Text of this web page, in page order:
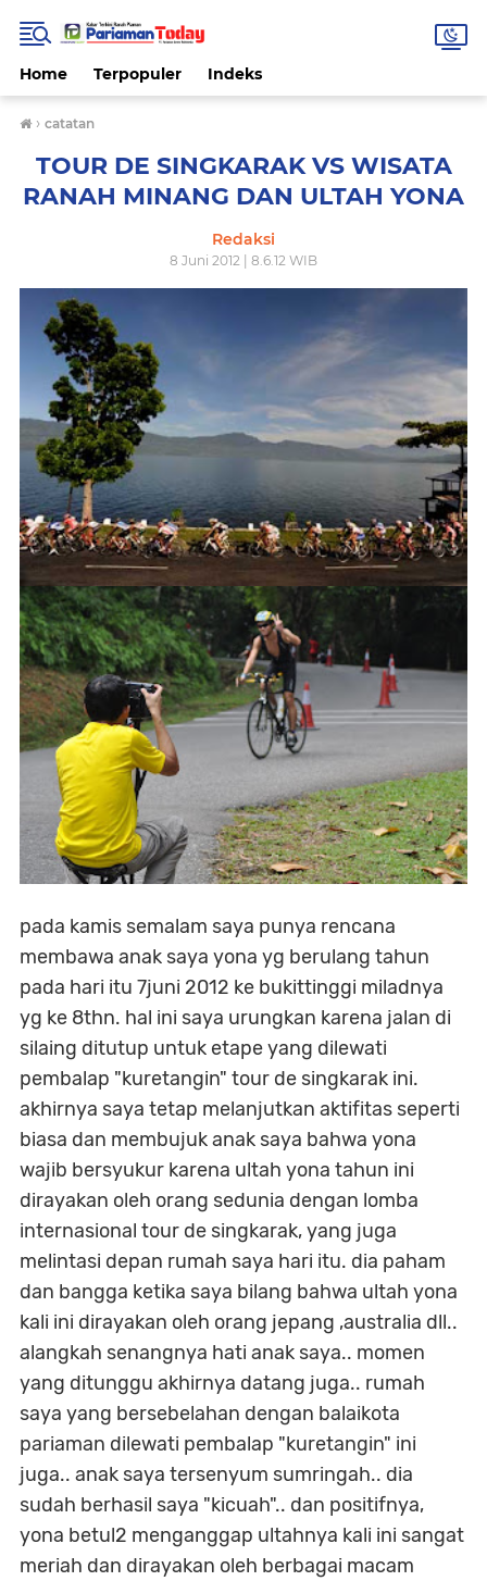
Home Terpopuler Indeks
› catatan
TOUR DE SINGKARAK VS WISATA
RANAH MINANG DAN ULTAH YONA
Redaksi
8 Juni 2012 | 8.6.12 WIB
pada kamis semalam saya punya rencana
membawa anak saya yona yg berulang tahun
pada hari itu 7juni 2012 ke bukittinggi miladnya
yg ke 8thn. hal ini saya urungkan karena jalan di
silaing ditutup untuk etape yang dilewati
pembalap "kuretangin" tour de singkarak ini.
akhirnya saya tetap melanjutkan aktifitas seperti
biasa dan membujuk anak saya bahwa yona
wajib bersyukur karena ultah yona tahun ini
dirayakan oleh orang sedunia dengan lomba
internasional tour de singkarak, yang juga
melintasi depan rumah saya hari itu. dia paham
dan bangga ketika saya bilang bahwa ultah yona
kali ini dirayakan oleh orang jepang ,australia dll..
alangkah senangnya hati anak saya.. momen
yang ditunggu akhirnya datang juga.. rumah
saya yang bersebelahan dengan balaikota
pariaman dilewati pembalap "kuretangin" ini
juga.. anak saya tersenyum sumringah.. dia
sudah berhasil saya "kicuah".. dan positifnya,
yona betul2 menganggap ultahnya kali ini sangat
meriah dan dirayakan oleh berbagai macam